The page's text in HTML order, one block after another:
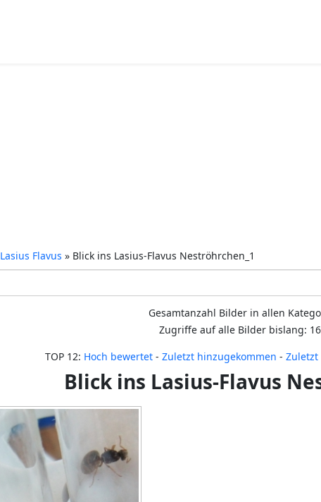
Lasius Flavus » Blick ins Lasius-Flavus Neströhrchen_1
Gesamtanzahl Bilder in allen
Zugriffe auf alle Bilder bislang:
TOP 12: Hoch bewertet - Zuletzt hinzugekommen -
Blick ins Lasius-Flavus